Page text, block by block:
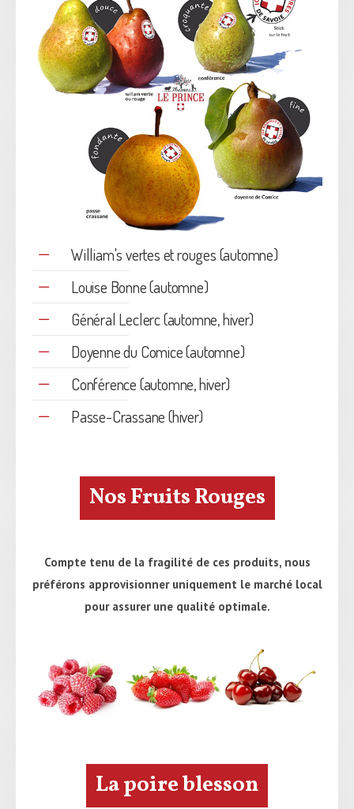
William's vertes et rouges (automne)
Louise Bonne (automne)
Général Leclerc (automne, hiver)
Doyenne du Comice (automne)
Conférence (automne, hiver)
Passe-Crassane (hiver)
Nos Fruits Rouges
Compte tenu de la fragilité de ces produits, nous
préférons approvisionner uniquement le marché local
pour assurer une qualité optimale.
La poire blesson